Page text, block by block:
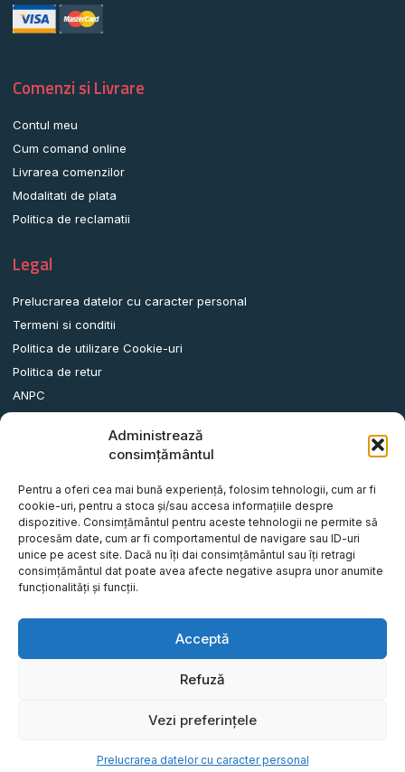
Administrează
consimțământul
Pentru a oferi cea mai bună experiență, folosim tehnologii, cum ar fi
cookie-uri, pentru a stoca și/sau accesa informațiile despre
dispozitive. Consimțământul pentru aceste tehnologii ne permite să
procesăm date, cum ar fi comportamentul de navigare sau ID-uri
unice pe acest site. Dacă nu îți dai consimțământul sau îți retragi
consimțământul dat poate avea afecte negative asupra unor anumite
funcționalități și funcții.
Acceptă
Refuză
Vezi preferințele
Prelucrarea datelor cu caracter personal
Comenzi si Livrare
Contul meu
Cum comand online
Livrarea comenzilor
Modalitati de plata
Politica de reclamatii
Legal
Prelucrarea datelor cu caracter personal
Termeni si conditii
Politica de utilizare Cookie-uri
Politica de retur
ANPC
info@remorci-platforme.ro
0786.720.706
0786.720.707
0786.720.708